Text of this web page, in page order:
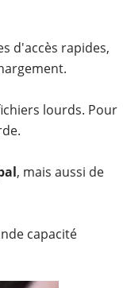
d'accès rapides,
lourds. Pour
, mais aussi de
capacité